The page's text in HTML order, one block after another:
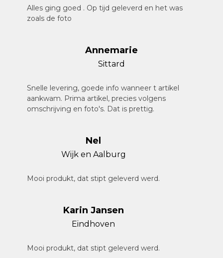
Alles ging goed . Op tijd geleverd en het was
zoals de foto
Annemarie
Sittard
Snelle levering, goede info wanneer t artikel
aankwam. Prima artikel, precies volgens
omschrijving en foto's. Dat is prettig.
Nel
Wijk en Aalburg
Mooi produkt, dat stipt geleverd werd.
Karin Jansen
Eindhoven
Mooi produkt, dat stipt geleverd werd.